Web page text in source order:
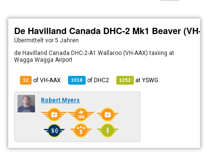
De Havilland Canada DHC-2 Mk1 Beaver (VH-
Übermitteltvor 5 Jahren
de Havilland Canada DHC-2-A1 Wallaroo (VH-AAX) taxiing at
Wagga Wagga Airport
12 of VH-AAX 1018 ofDHC2 1252 atYSWG
Robert Myers